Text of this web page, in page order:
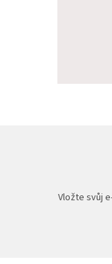
Vložte svůj